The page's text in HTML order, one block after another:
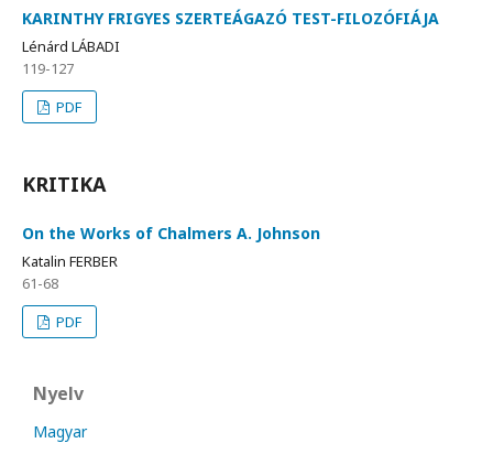
KARINTHY FRIGYES SZERTEÁGAZÓ TEST-FILOZÓFIÁJA
Lénárd LÁBADI
119-127
PDF
KRITIKA
On the Works of Chalmers A. Johnson
Katalin FERBER
61-68
PDF
Nyelv
Magyar